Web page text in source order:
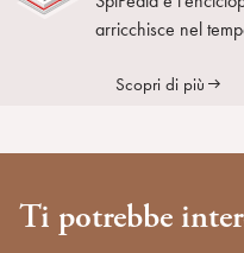
arricchisce nel
Scopri di più
Ti potrebbe